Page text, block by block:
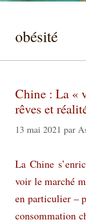
obésité
Chine : La «
rêves et
13 mai 2021 par
La Chine
voir le marché
en particulier –
consommation